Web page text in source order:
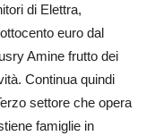
di Elettra,
euro dal
Amine frutto dei
Continua quindi
settore che opera
famiglie in